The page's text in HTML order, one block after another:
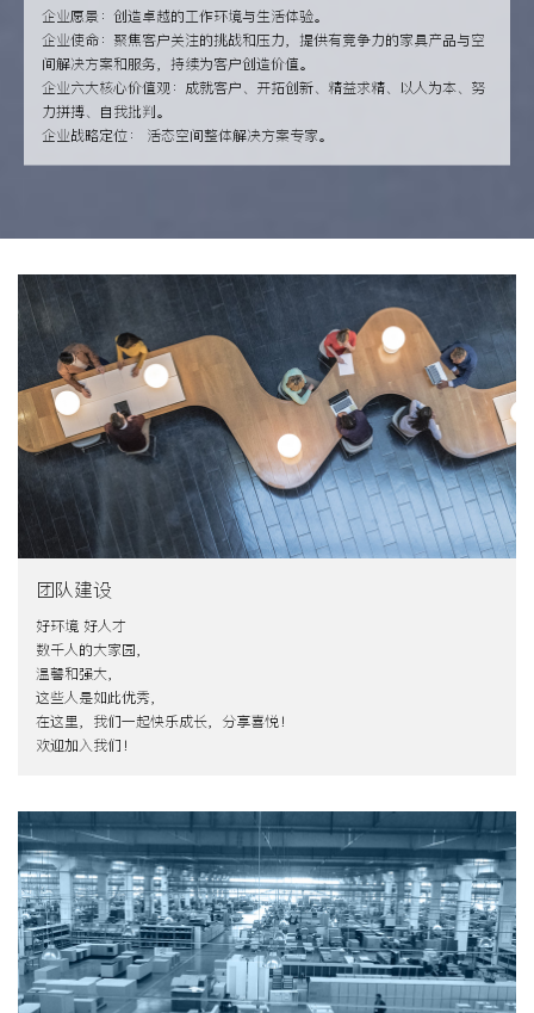
企业愿景：创造卓越的工作环境与生活体验。
企业使命：聚焦客户关注的挑战和压力，提供有竞争力的家具产品与空
间解决方案和服务，持续为客户创造价值。
企业六大核心价值观：成就客户、开拓创新、精益求精、以人为本、努
力拼搏、自我批判。
企业战略定位： 活态空间整体解决方案专家。
团队建设
好环境 好人才
数千人的大家园，
温馨和强大，
这些人是如此优秀，
在这里，我们一起快乐成长，分享喜悦！
欢迎加入我们！